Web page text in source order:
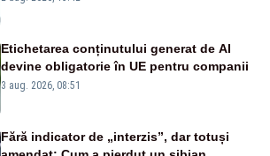
Etichetarea conținutului generat de AI
devine obligatorie în UE pentru companii
3 aug. 2026, 08:51
Fără indicator de „interzis”, dar totuși